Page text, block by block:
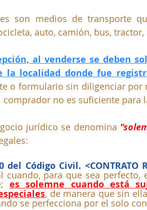
son medios de transporte
auto, camión, bus, tractor,
al venderse se deben
la localidad donde fue
o formulario sin diligenciar por
comprador no es suficiente para
jurídico se denomina
del Código Civil. <CONTRATO
cuando, para que sea
es solemne cuando está
, de manera que sin
se perfecciona por el solo